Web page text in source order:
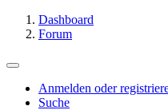
Dashboard
Forum
Anmelden oder
Suche